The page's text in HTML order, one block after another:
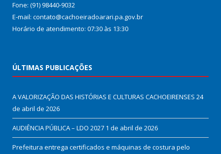
Fone: (91) 98440-9032
E-mail: contato@cachoeiradoarari.pa.gov.br
Horário de atendimento: 07:30 às 13:30
ÚLTIMAS PUBLICAÇÕES
A VALORIZAÇÃO DAS HISTÓRIAS E CULTURAS CACHOEIRENSES 24
de abril de 2026
AUDIÊNCIA PÚBLICA – LDO 2027 1 de abril de 2026
Prefeitura entrega certificados e máquinas de costura pelo